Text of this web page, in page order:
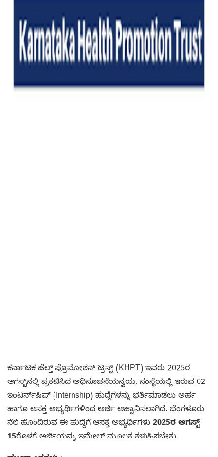
ಕರ್ನಾಟಕ ಹೆಲ್ತ್ ಪ್ರೊಮೋಶನ್ ಟ್ರಸ್ಟ್ (KHPT) ಇವರು 2025ರ
ಆಗಸ್ಟ್‌ನಲ್ಲಿ ಪ್ರಕಟಿಸಿದ ಅಧಿಸೂಚನೆಯನ್ವಯ, ಸಂಸ್ಥೆಯಲ್ಲಿ ಇರುವ 02
ಇಂಟರ್ನ್‌ಷಿಪ್ (Internship) ಹುದ್ದೆಗಳನ್ನು ಭರ್ತಿಮಾಡಲು ಅರ್ಹ
ಹಾಗೂ ಆಸಕ್ತ ಅಭ್ಯರ್ಥಿಗಳಿಂದ ಅರ್ಜಿ ಆಹ್ವಾನಿಸಲಾಗಿದೆ. ಬೆಂಗಳೂರು
ನೆಲೆ ಹೊಂದಿರುವ ಈ ಹುದ್ದೆಗೆ ಆಸಕ್ತ ಅಭ್ಯರ್ಥಿಗಳು 2025ರ ಆಗಸ್ಟ್
15ರೊಳಗೆ ಅರ್ಜಿಯನ್ನು ಇಮೇಲ್ ಮೂಲಕ ಕಳುಹಿಸಬೇಕು.